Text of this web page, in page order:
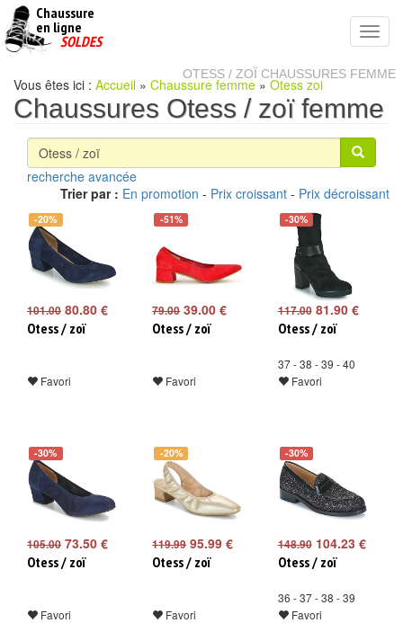
Chaussure
en ligne
pas
SOLDES
OTESS / ZOÏ CHAUSSURES FEMME
Vous êtes ici : Accueil » Chaussure femme » Otess zoi
Chaussures Otess / zoï femme
recherche avancée
Trier par : En promotion - Prix croissant - Prix décroissant
-20%
101.00 80.80 €
Otess / zoï
Favori
-51%
79.0039.00 €
Otess / zoï
Favori
-30%
117.0081.90 €
Otess / zoï
37 - 38 - 39 - 40
Favori
-30%
105.00 73.50 €
Otess / zoï
Favori
-20%
119.9995.99 €
Otess / zoï
Favori
-30%
148.90104.23 €
Otess / zoï
36 - 37 - 38 - 39
Favori